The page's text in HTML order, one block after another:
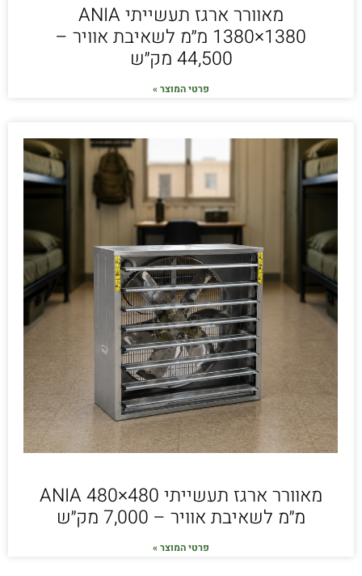
מאוורר ארגז תעשייתי ANIA
1380×1380 מ״מ לשאיבת אוויר –
44,500 מק״ש
פרטי המוצר »
מאוורר ארגז תעשייתי ANIA 480×480
מ״מ לשאיבת אוויר – 7,000 מק״ש
פרטי המוצר »